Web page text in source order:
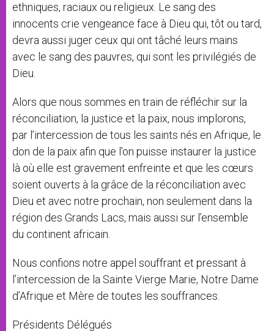
ethniques, raciaux ou religieux. Le sang des
innocents crie vengeance face à Dieu qui, tôt ou tard,
devra aussi juger ceux qui ont tâché leurs mains
avec le sang des pauvres, qui sont les privilégiés de
Dieu.
Alors que nous sommes en train de réfléchir sur la
réconciliation, la justice et la paix, nous implorons,
par l’intercession de tous les saints nés en Afrique, le
don de la paix afin que l’on puisse instaurer la justice
là où elle est gravement enfreinte et que les cœurs
soient ouverts à la grâce de la réconciliation avec
Dieu et avec notre prochain, non seulement dans la
région des Grands Lacs, mais aussi sur l’ensemble
du continent africain.
Nous confions notre appel souffrant et pressant à
l’intercession de la Sainte Vierge Marie, Notre Dame
d’Afrique et Mère de toutes les souffrances.
Présidents Délégués